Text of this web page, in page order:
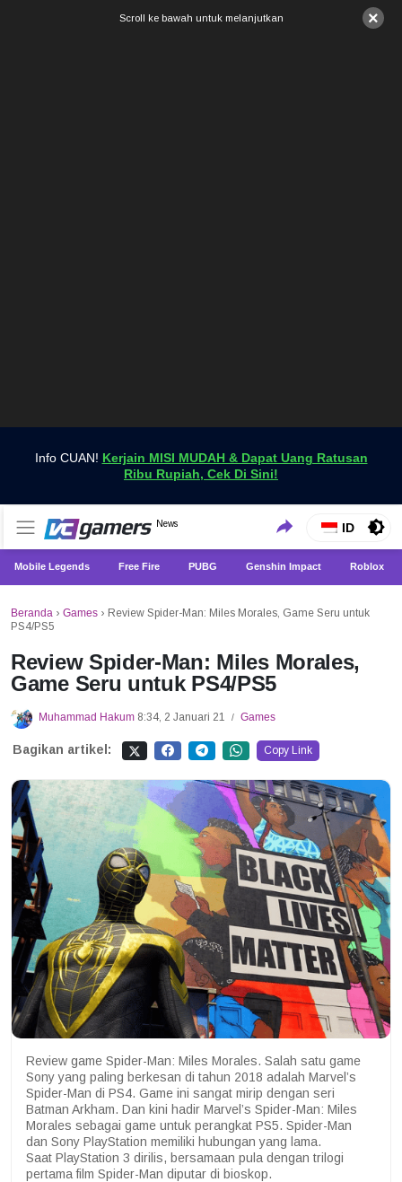
×
Scroll ke bawah untuk melanjutkan
Info CUAN! Kerjain MISI MUDAH & Dapat Uang Ratusan
Ribu Rupiah, Cek Di Sini!
VCGamers News
News
Dapatkan Berita Games Terbaru Hanya di VCGamers
ID
Mobile Legends Free Fire PUBG Genshin Impact Roblox
Beranda › Games › Review Spider-Man: Miles Morales, Game Seru untuk
PS4/PS5
Review Spider-Man: Miles Morales,
Game Seru untuk PS4/PS5
Muhammad Hakum 8:34, 2 Januari 21 / Games
Bagikan artikel: Copy Link
Review game Spider-Man: Miles Morales. Salah satu game
Sony yang paling berkesan di tahun 2018 adalah Marvel’s
Spider-Man di PS4. Game ini sangat mirip dengan seri
Batman Arkham. Dan kini hadir Marvel’s Spider-Man: Miles
Morales sebagai game untuk perangkat PS5. Spider-Man
dan Sony PlayStation memiliki hubungan yang lama.
Saat PlayStation 3 dirilis, bersamaan pula dengan trilogi
pertama film Spider-Man diputar di bioskop.